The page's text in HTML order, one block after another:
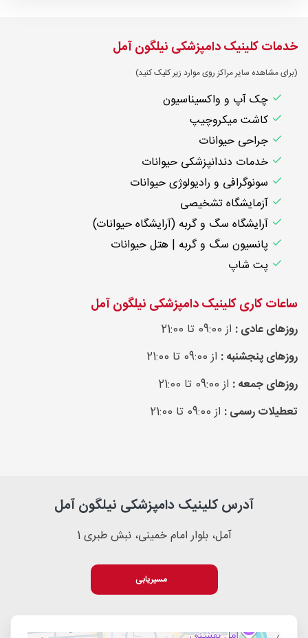
خدمات کلینیک دامپزشکی نیلگون آمل
(برای مشاهده سایر مراکز روی موارد زیر کلیک کنید)
چک آپ و واکسیناسیون
کاشت میکروچیپ
جراحی حیوانات
خدمات دندانپزشکی حیوانات
سونوگرافی و رادیولوژی حیوانات
آزمایشگاه تشخیصی
آرایشگاه سگ و گربه (آرایشگاه حیوانات)
پانسیون سگ و گربه | هتل حیوانات
پت شاپ
ساعات کاری کلینیک دامپزشکی نیلگون آمل
روزهای عادی : از 09:00 تا 21:00
روزهای پنجشنبه : از 09:00 تا 21:00
روزهای جمعه : از 09:00 تا 21:00
تعطیلات رسمی : از 09:00 تا 21:00
آدرس کلینیک دامپزشکی نیلگون آمل
آمل، بلوار امام خمینی، نبش طبری 1
مسیریابی